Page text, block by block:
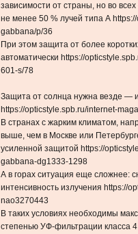
зависимости от страны, но во
не менее 50 % лучей типа А
gabbana/p/36
При этом защита от более
автоматически https://
601-s/78
Защита от солнца нужна везде —
https://opticstyle.spb.ru/internet-
В странах с жарким климатом,
выше, чем в Москве или
усиленной защитой https://
gabbana-dg1333-1298
А в горах ситуация еще сложнее:
интенсивность излучения https://
nao3270443
В таких условиях необходимы
степенью УФ-фильтрации класса